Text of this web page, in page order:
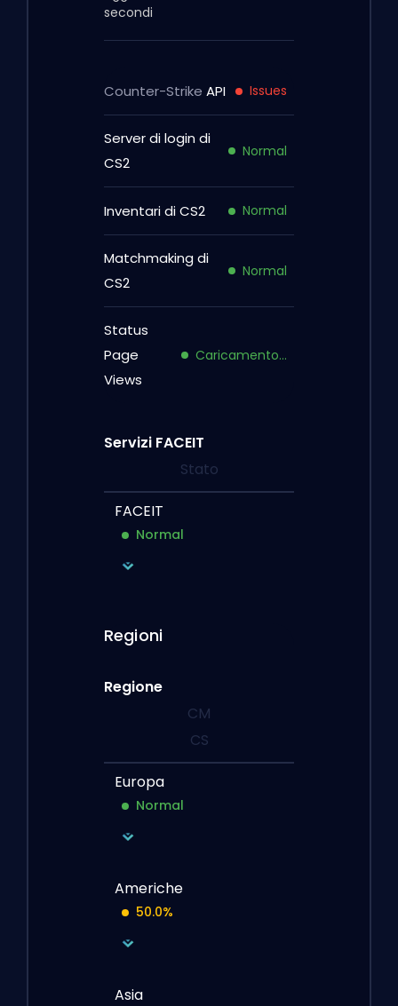
secondi
Counter-Strike API Issues
Server di login di
CS2
Normal
Inventari di CS2 Normal
Matchmaking di
CS2
Normal
Status
Page
Views
Caricamento…
Servizi FACEIT
Stato
FACEIT
Normal
Regioni
Regione
CM
CS
Europa
Normal
Americhe
50.0%
Asia